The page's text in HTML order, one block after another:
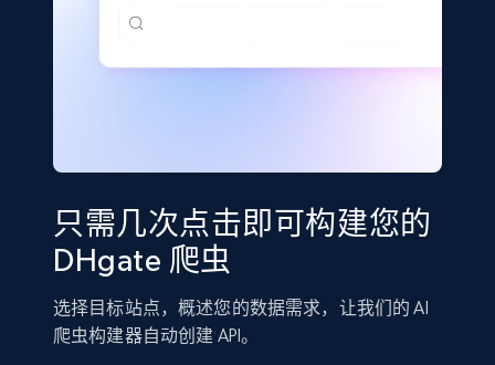
只需几次点击即可构建您的
DHgate 爬虫
选择目标站点，概述您的数据需求，让我们的 AI
爬虫构建器自动创建 API。